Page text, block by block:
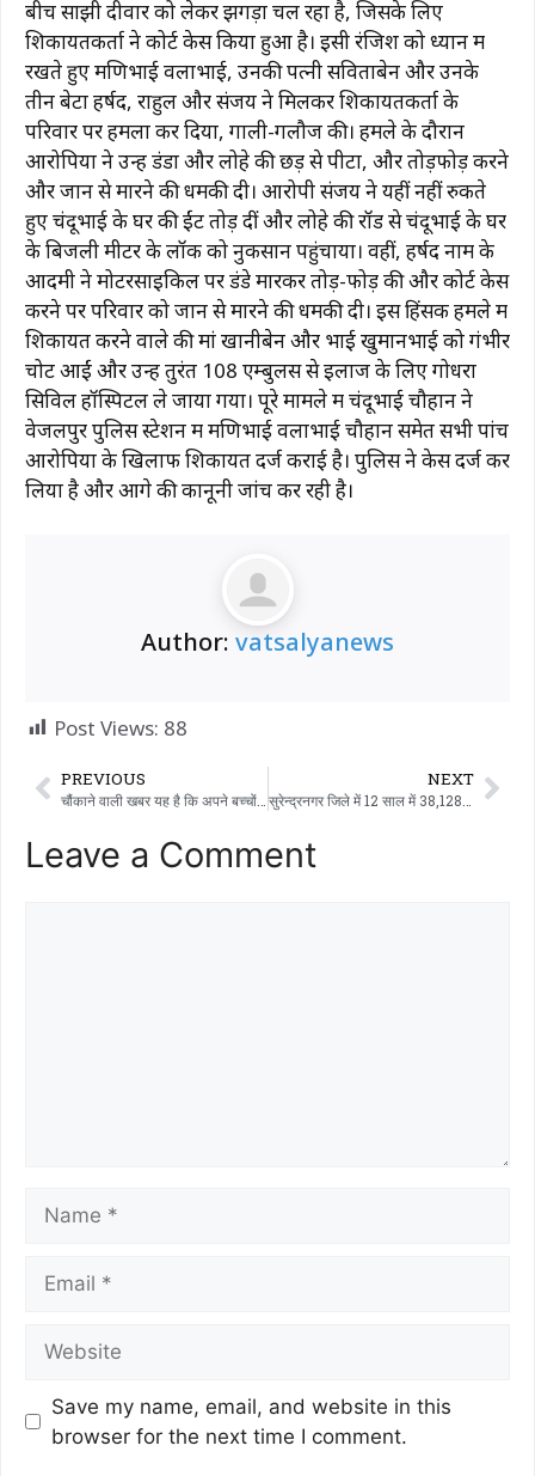
बीच साझी दीवार को लेकर झगड़ा चल रहा है, जिसके लिए
शिकायतकर्ता ने कोर्ट केस किया हुआ है। इसी रंजिश को ध्यान में
रखते हुए मणिभाई वलाभाई, उनकी पत्नी सविताबेन और उनके
तीन बेटों हर्षद, राहुल और संजय ने मिलकर शिकायतकर्ता के
परिवार पर हमला कर दिया, गाली-गलौज की। हमले के दौरान
आरोपियों ने उन्हें डंडों और लोहे की छड़ से पीटा, और तोड़फोड़ करने
और जान से मारने की धमकी दी। आरोपी संजय ने यहीं नहीं रुकते
हुए चंदूभाई के घर की ईंटें तोड़ दीं और लोहे की रॉड से चंदूभाई के घर
के बिजली मीटर के लॉक को नुकसान पहुंचाया। वहीं, हर्षद नाम के
आदमी ने मोटरसाइकिल पर डंडे मारकर तोड़-फोड़ की और कोर्ट केस
करने पर परिवार को जान से मारने की धमकी दी। इस हिंसक हमले में
शिकायत करने वाले की मां खानीबेन और भाई खुमानभाई को गंभीर
चोटें आईं और उन्हें तुरंत 108 एम्बुलेंस से इलाज के लिए गोधरा
सिविल हॉस्पिटल ले जाया गया। पूरे मामले में चंदूभाई चौहान ने
वेजलपुर पुलिस स्टेशन में मणिभाई वलाभाई चौहान समेत सभी पांच
आरोपियों के खिलाफ शिकायत दर्ज कराई है। पुलिस ने केस दर्ज कर
लिया है और आगे की कानूनी जांच कर रही है।
Author: vatsalyanews
Post Views: 88
PREVIOUS NEXT
Leave a Comment
Save my name, email, and website in this
browser for the next time I comment.